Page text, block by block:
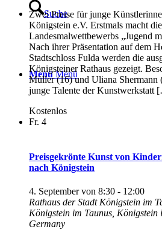
Suche
Menü Menü
Zwei Preise für junge
Königstein e.V. Erstmals macht
Landesmalwettbewerbs „Jugend
Nach ihrer Präsentation auf dem
Stadtschloss Fulda werden die
Königsteiner Rathaus gezeigt.
Müller (16) und Uliana Shermann
junge Talente der Kunstwerkstatt
Kostenlos
Fr. 4
Preisgekrönte Kunst von
nach Königstein
4. September von 8:30 - 12:00
Rathaus der Stadt Königstein im
Königstein im Taunus, Königstein
Germany